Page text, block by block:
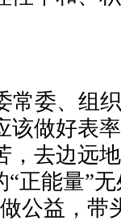
委、组
该做好表
，去边远
正能量”
公益，带